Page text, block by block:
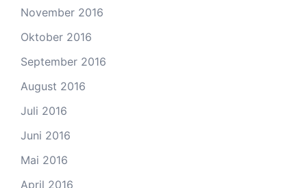
November 2016
Oktober 2016
September 2016
August 2016
Juli 2016
Juni 2016
Mai 2016
April 2016